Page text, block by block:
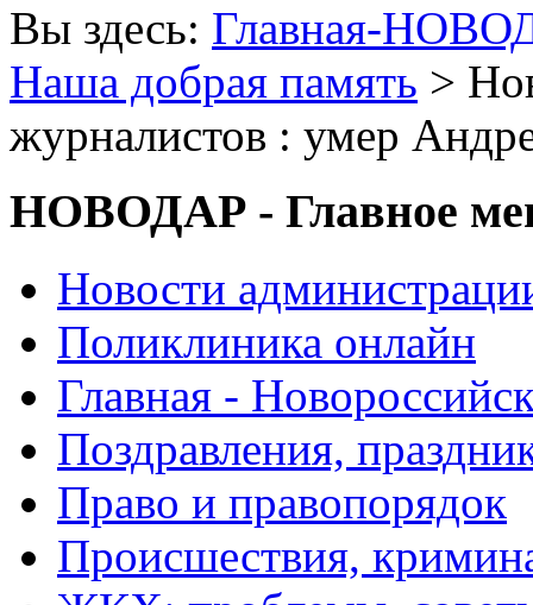
Вы здесь: Главная-
Наша добрая память >
журналистов : умер
НОВОДАР - Главное
Новости
Поликлиника онлайн
Главная -
Поздравления,
Право и правопорядок
Происшествия,